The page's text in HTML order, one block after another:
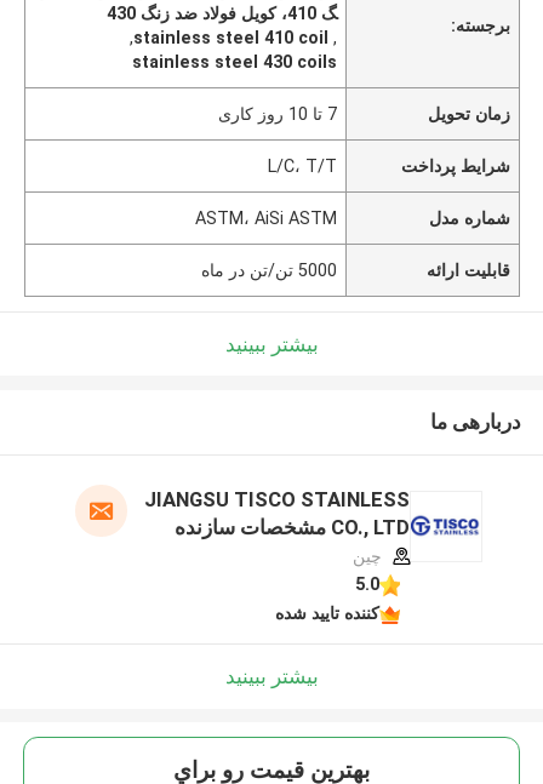
برجسته:
گ 410، کویل فولاد ضد زنگ 430
,
stainless steel 410 coil
,
stainless steel 430 coils
زمان تحویل 7 تا 10 روز کاری
شرایط پرداخت L/C، T/T
شماره مدل ASTM، AiSi ASTM
قابلیت ارائه 5000 تن/تن در ماه
بیشتر ببینید
دربارهی ما
JIANGSU TISCO STAINLESS
CO., LTD مشخصات سازنده
چین
5.0
کننده تایید شده
بیشتر ببینید
بهترين قيمت رو براي